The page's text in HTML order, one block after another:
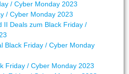
/ Cyber Monday 2023
/ Cyber Monday 2023
II Deals zum Black Friday /
Black Friday / Cyber Monday
Friday / Cyber Monday 2023